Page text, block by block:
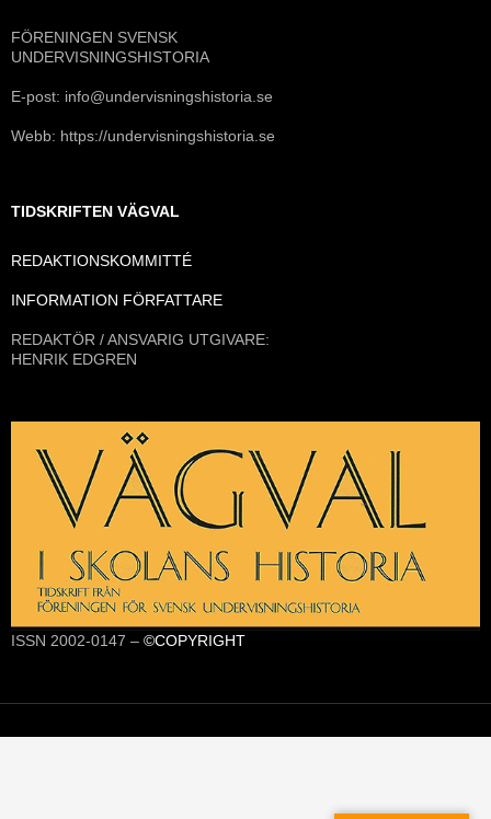
FÖRENINGEN SVENSK
UNDERVISNINGSHISTORIA
E-post: info@undervisningshistoria.se
Webb: https://undervisningshistoria.se
TIDSKRIFTEN VÄGVAL
REDAKTIONSKOMMITTÉ
INFORMATION FÖRFATTARE
REDAKTÖR / ANSVARIG UTGIVARE:
HENRIK EDGREN
ISSN 2002-0147 – ©COPYRIGHT